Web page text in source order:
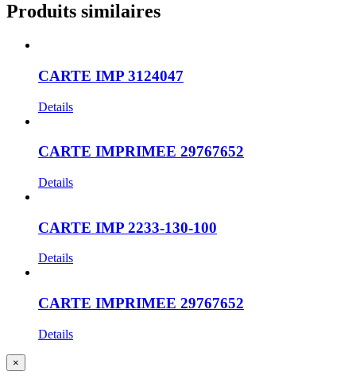
Produits similaires
CARTE IMP 3124047
Details
CARTE IMPRIMEE 29767652
Details
CARTE IMP 2233-130-100
Details
CARTE IMPRIMEE 29767652
Details
Close
product
×